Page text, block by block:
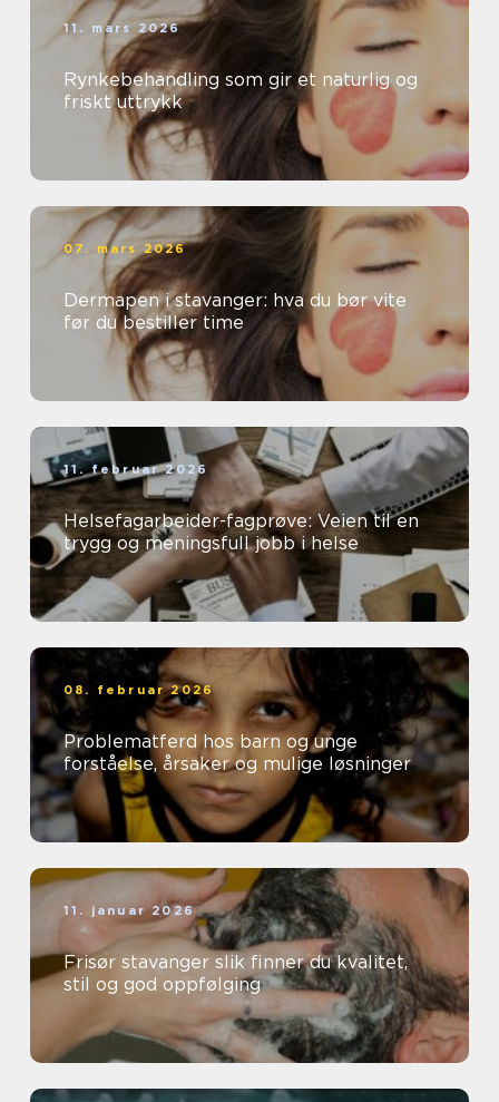
11. mars 2026
Rynkebehandling som gir et naturlig og
friskt uttrykk
07. mars 2026
Dermapen i stavanger: hva du bør vite
før du bestiller time
11. februar 2026
Helsefagarbeider-fagprøve: Veien til en
trygg og meningsfull jobb i helse
08. februar 2026
Problematferd hos barn og unge
forståelse, årsaker og mulige løsninger
11. januar 2026
Frisør stavanger slik finner du kvalitet,
stil og god oppfølging